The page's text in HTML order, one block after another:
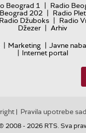
Beograd 1 | Radio
Beograd 202 | Radio
Radio Džuboks | Radio
Džezer | Arhiv
| Marketing | Javne
| Internet portal
| Pravila upotrebe
2008 - 2026 RTS. Sva